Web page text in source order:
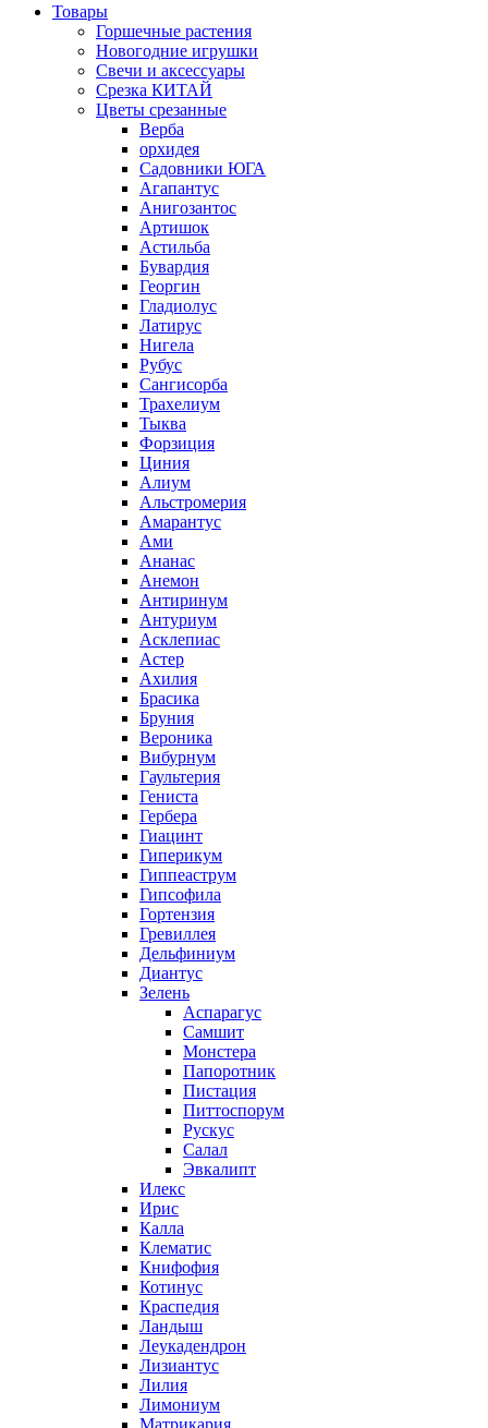
Товары
Горшечные растения
Новогодние игрушки
Свечи и аксессуары
Срезка КИТАЙ
Цветы срезанные
Верба
орхидея
Садовники ЮГА
Агапантус
Анигозантос
Артишок
Астильба
Бувардия
Георгин
Гладиолус
Латирус
Нигела
Рубус
Сангисорба
Трахелиум
Тыква
Форзиция
Циния
Алиум
Альстромерия
Амарантус
Ами
Ананас
Анемон
Антиринум
Антуриум
Асклепиас
Астер
Ахилия
Брасика
Бруния
Вероника
Вибурнум
Гаультерия
Гениста
Гербера
Гиацинт
Гиперикум
Гиппеаструм
Гипсофила
Гортензия
Гревиллея
Дельфиниум
Диантус
Зелень
Аспарагус
Самшит
Монстера
Папоротник
Пистация
Питтоспорум
Рускус
Салал
Эвкалипт
Илекс
Ирис
Калла
Клематис
Книфофия
Котинус
Краспедия
Ландыш
Леукадендрон
Лизиантус
Лилия
Лимониум
Матрикария